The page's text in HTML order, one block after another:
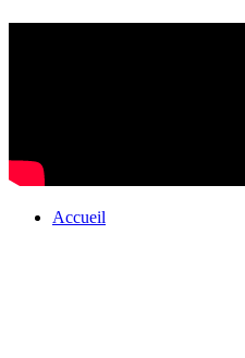
Accueil